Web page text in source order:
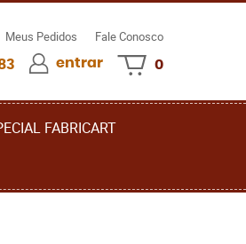
Meus Pedidos Fale Conosco
entrar 0
FABRICART